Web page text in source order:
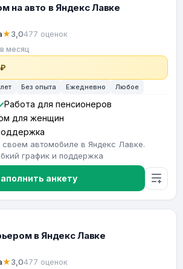
на авто в Яндекс Лавке
★3,0477 оценок
в месяц
Без опыта Ежедневно Любое
Работа для пенсионеров
для женщин
своем автомобиле в Яндекс Лавке.
график и поддержка
анкету
в Яндекс Лавке
★3,0477 оценок